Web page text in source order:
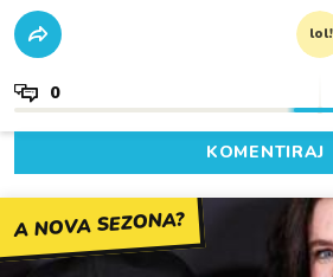
lol!
0
KOMENTIRAJ
A NOVA SEZONA?